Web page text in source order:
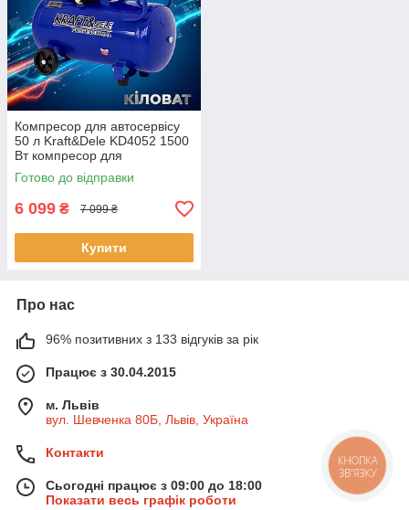
Компресор для автосервісу
50 л Kraft&Dele KD4052 1500
Вт компресор для
стоматології
Готово до відправки
6 099 ₴ 7 099 ₴
Купити
Про нас
96% позитивних з 133 відгуків за рік
Працює з 30.04.2015
м. Львів
вул. Шевченка 80Б, Львів, Україна
Контакти
Сьогодні працює з 09:00 до 18:00
Показати весь графік роботи
КНОПКА
ЗВ'ЯЗКУ